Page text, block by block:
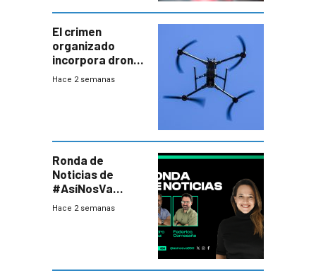
El crimen
organizado
incorpora drones
y abre un nuevo
Hace 2 semanas
Ronda de
Noticias de
#AsíNosVa
(20/7/26)
Hace 2 semanas